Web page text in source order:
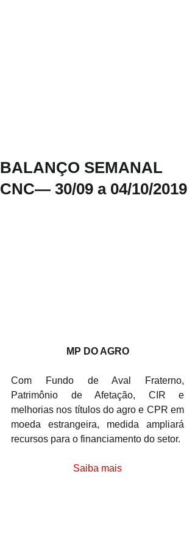
BALANÇO SEMANAL
CNC— 30/09 a 04/10/2019
MP DO AGRO
Com Fundo de Aval Fraterno,
Patrimônio de Afetação, CIR e
melhorias nos títulos do agro e CPR em
moeda estrangeira, medida ampliará
recursos para o financiamento do setor.
Saiba mais